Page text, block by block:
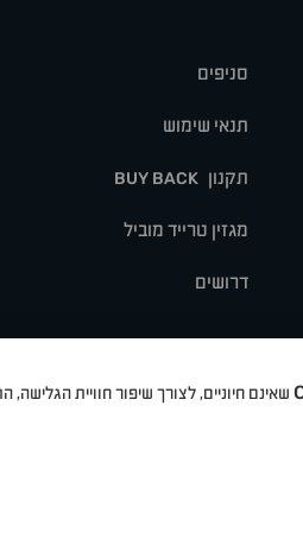
סניפים
תנאי שימוש
תקנון BUY BACK
מגזין טרייד מוביל
דרושים
שאינם חיוניים, לצורך שיפור חוויית